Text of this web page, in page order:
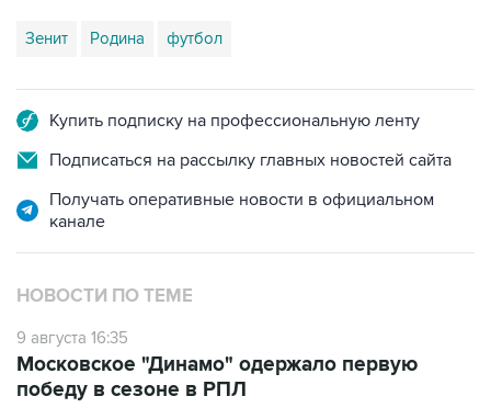
Зенит Родина футбол
Купить подписку на профессиональную ленту
Подписаться на рассылку главных новостей сайта
Получать оперативные новости в официальном
канале
НОВОСТИ ПО ТЕМЕ
9 августа 16:35
Московское "Динамо" одержало первую
победу в сезоне в РПЛ